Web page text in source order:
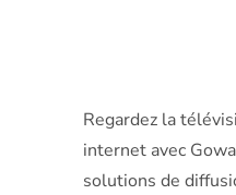
Regardez la
internet avec
solutions de